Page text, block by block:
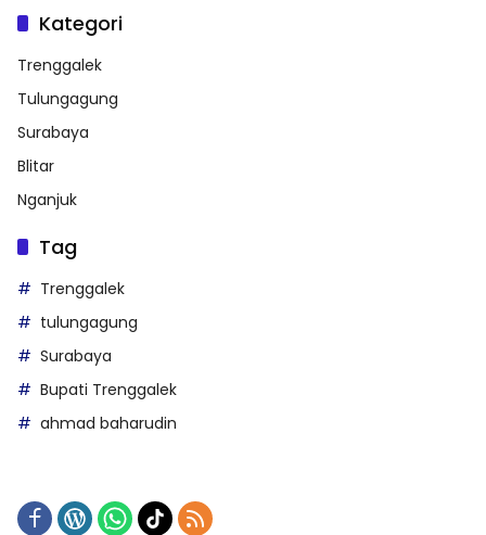
Kategori
Trenggalek
Tulungagung
Surabaya
Blitar
Nganjuk
Tag
Trenggalek
tulungagung
Surabaya
Bupati Trenggalek
ahmad baharudin